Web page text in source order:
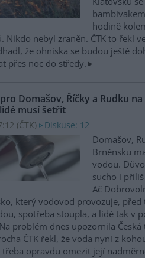
hodině
Nikdo nebyl zraněn. ČTK to řekl
že ohniska se budou ještě
přes noc do středy.
Domašov, Říčky a Rudku
musí šetřit
(ČTK) Diskuse: 12
Domašov,
Brněnsku
vodou.
sucho i
Ač
který vodovod provozuje, před
spotřeba stoupla, a lidé tak v
problém dnes upozornila Česká
ČTK řekl, že voda nyní z
třeba opravdu omezit její